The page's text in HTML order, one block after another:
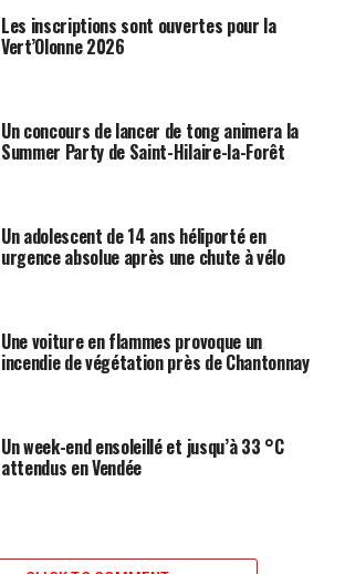
Les inscriptions sont ouvertes pour la
Vert’Olonne 2026
Un concours de lancer de tong animera la
Summer Party de Saint-Hilaire-la-Forêt
Un adolescent de 14 ans héliporté en
urgence absolue après une chute à vélo
Une voiture en flammes provoque un
incendie de végétation près de Chantonnay
Un week-end ensoleillé et jusqu’à 33 °C
attendus en Vendée